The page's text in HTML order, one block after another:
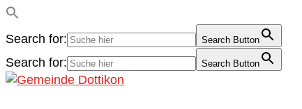
Search for: Search Button
Search for: Search Button